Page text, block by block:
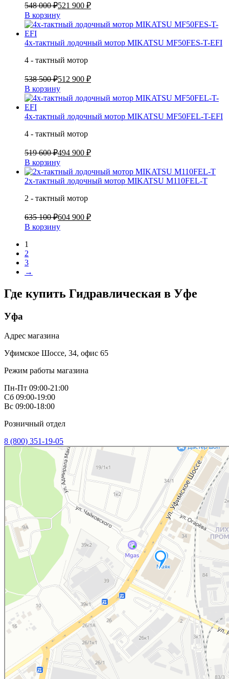
548 000 ₽521 900 ₽
В корзину
4х-тактный лодочный мотор MIKATSU MF50FES-T-EFI
4 - тактный мотор
538 500 ₽512 900 ₽
В корзину
4х-тактный лодочный мотор MIKATSU MF50FEL-T-EFI
4 - тактный мотор
519 600 ₽494 900 ₽
В корзину
2х-тактный лодочный мотор MIKATSU M110FEL-T
2 - тактный мотор
635 100 ₽604 900 ₽
В корзину
1
2
3
→
Где купить Гидравлическая в Уфе
Уфа
Адрес магазина
Уфимское Шоссе, 34, офис 65
Режим работы магазина
Пн-Пт 09:00-21:00
Сб 09:00-19:00
Вс 09:00-18:00
Розничный отдел
8 (800) 351-19-05